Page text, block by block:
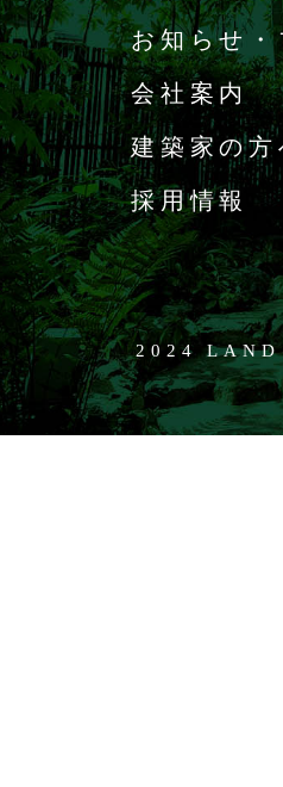
お知らせ
会社案内
建築家の方
採用情報
2024